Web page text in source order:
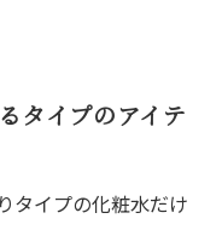
タイプのアイテ
タイプの化粧水だけ